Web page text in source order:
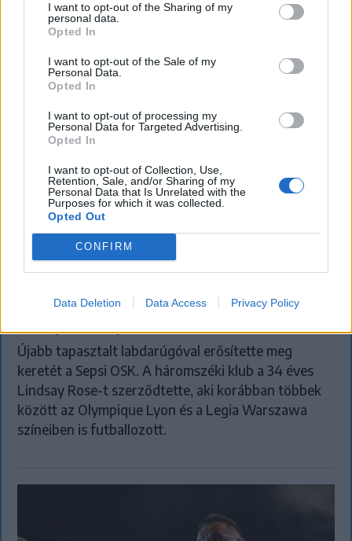
I want to opt-out of the Sharing of my
personal data.
Opted In
I want to opt-out of the Sale of my
Personal Data.
Opted In
I want to opt-out of processing my
Personal Data for Targeted Advertising.
Opted In
I want to opt-out of Collection, Use,
Retention, Sale, and/or Sharing of my
Personal Data that Is Unrelated with the
Purposes for which it was collected.
Opted Out
CONFIRM
Data Deletion Data Access Privacy Policy
OSK és az FK Csíkszereda is.
Neves klubokban játszott a Sepsi OSK új
Újabb tapasztalt labdarúgóval erősítette meg
keretét a Sepsi OSK. A háromszéki klub a 34 éves
Lindsay Rose-t szerződtette, aki korábban többek
között az Olympique Lyon és a Legia Warszawa
színeiben is futballozott.